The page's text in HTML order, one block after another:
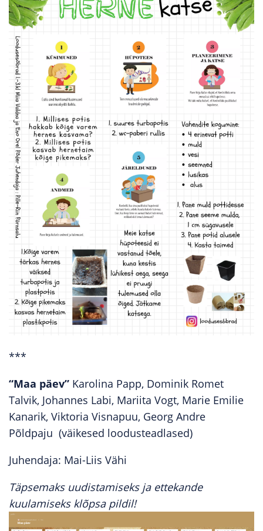
***
“Maa päev” Karolina Papp, Dominik Romet
Talvik, Johannes Labi, Mariita Vogt, Marie Emilie
Kanarik, Viktoria Visnapuu, Georg Andre
Põldpaju (väikesed loodusteadlased)
Juhendaja: Mai-Liis Vähi
Täpsemaks uudistamiseks ja ettekande
kuulamiseks klõpsa pildil!